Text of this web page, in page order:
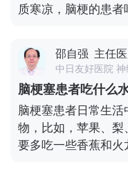
质寒凉，脑梗的患
是过敏性鼻炎之类
吃一些蔬菜，平常
韭菜，花椒，姜之类
戒烟戒酒。
邵自强 主任
中日友好医院
脑梗塞患者吃什么
脑梗塞患者日常生
物，比如，苹果、
要多吃一些香蕉和火